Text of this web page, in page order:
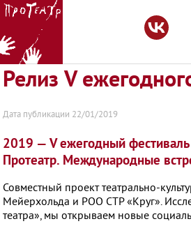
Про
О фестивале
Организаторы
Релиз V
Дата публикации 22/01/2019
2019 — V ежегодный фестиваль
Протеатр. Международные
Совместный проект театрально-
Мейерхольда и РОО СТР «Круг».
театра», мы открываем новые